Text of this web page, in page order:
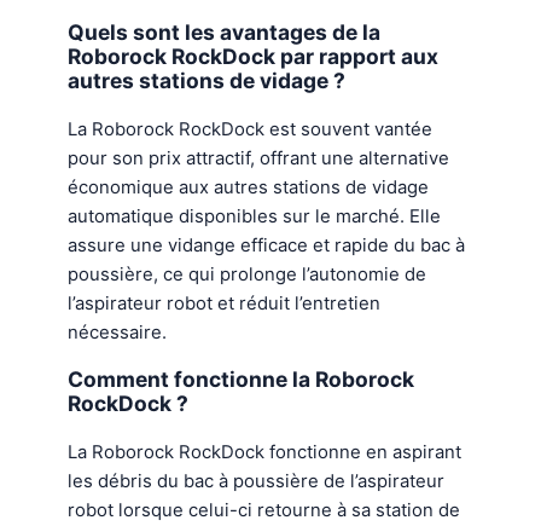
Quels sont les avantages de la
Roborock RockDock par rapport aux
autres stations de vidage ?
La Roborock RockDock est souvent vantée
pour son prix attractif, offrant une alternative
économique aux autres stations de vidage
automatique disponibles sur le marché. Elle
assure une vidange efficace et rapide du bac à
poussière, ce qui prolonge l’autonomie de
l’aspirateur robot et réduit l’entretien
nécessaire.
Comment fonctionne la Roborock
RockDock ?
La Roborock RockDock fonctionne en aspirant
les débris du bac à poussière de l’aspirateur
robot lorsque celui-ci retourne à sa station de